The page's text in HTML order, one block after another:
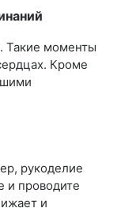
Такие моменты
Кроме
рукоделие
и проводите
и